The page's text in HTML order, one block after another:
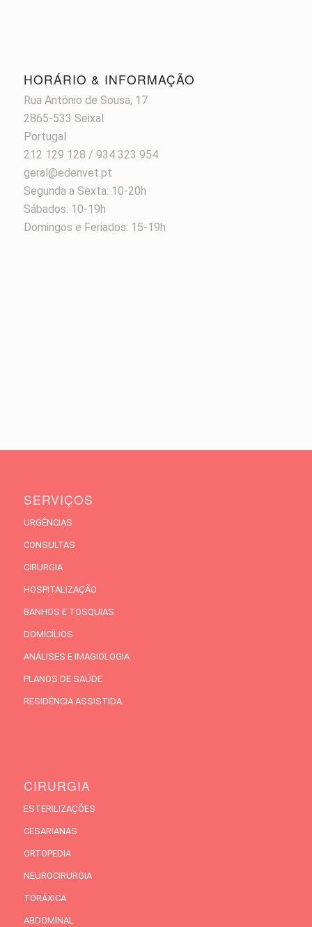
HORÁRIO & INFORMAÇÃO
Rua António de Sousa, 17
2865-533 Seixal
Portugal
212 129 128 / 934 323 954
geral@edenvet.pt
Segunda a Sexta: 10-20h
Sábados: 10-19h
Domingos e Feriados: 15-19h
SERVIÇOS
URGÊNCIAS
CONSULTAS
CIRURGIA
HOSPITALIZAÇÃO
BANHOS E TOSQUIAS
DOMICÍLIOS
ANÁLISES E IMAGIOLOGIA
PLANOS DE SAÚDE
RESIDÊNCIA ASSISTIDA
CIRURGIA
ESTERILIZAÇÕES
CESARIANAS
ORTOPEDIA
NEUROCIRURGIA
TORÁXICA
ABDOMINAL